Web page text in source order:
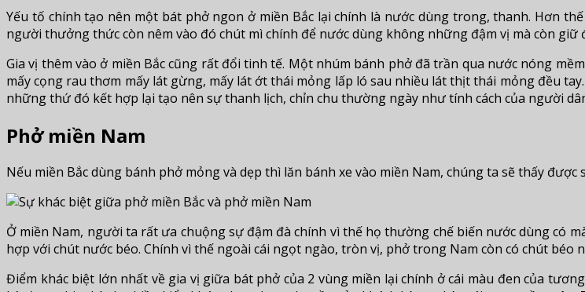
Yếu tố chính tạo nên một bát phở ngon ở miền Bắc lại chính là nước dùng trong, thanh. Hơn
người thưởng thức còn nêm vào đó chút mì chính để nước dùng không những đậm vị mà còn giữ
Gia vị thêm vào ở miền Bắc cũng rất đổi tinh tế. Một nhúm bánh phở đã trần qua nước nóng
mấy cọng rau thơm mấy lát gừng, mấy lát ớt thái mỏng lấp ló sau nhiều lát thịt thái mỏng đều
những thứ đó kết hợp lại tạo nên sự thanh lịch, chỉn chu thường ngày như tính cách của người
Phở miền Nam
Nếu miền Bắc dùng bánh phở mỏng và dẹp thì lăn bánh xe vào miền Nam, chúng ta sẽ thấy được
Ở miền Nam, người ta rất ưa chuộng sự đậm đà chính vì thế họ thường chế biến nước dùng có
hợp với chút nước béo. Chính vì thế ngoài cái ngọt ngào, tròn vị, phở trong Nam còn có chút béo
Điểm khác biệt lớn nhất về gia vị giữa bát phở của 2 vùng miền lại chính ở cái màu đen của